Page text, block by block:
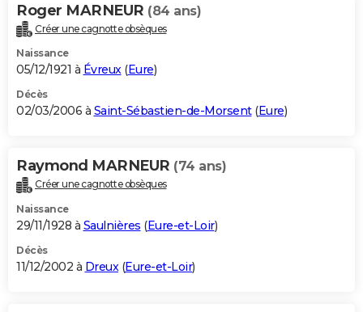
Roger MARNEUR (84 ans)
Créer une cagnotte obsèques
Naissance
05/12/1921 à Évreux(Eure)
Décès
02/03/2006 à Saint-Sébastien-de-Morsent(Eure)
Raymond MARNEUR (74 ans)
Créer une cagnotte obsèques
Naissance
29/11/1928 à Saulnières (Eure-et-Loir)
Décès
11/12/2002 à Dreux(Eure-et-Loir)